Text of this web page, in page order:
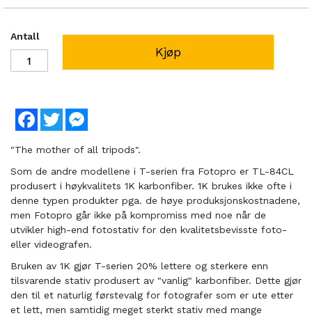
Antall
Kjøp
Facebook
Twitter
"The mother of all tripods".
Som de andre modellene i T-serien fra Fotopro er TL-84CL
produsert i høykvalitets 1K karbonfiber. 1K brukes ikke ofte i
denne typen produkter pga. de høye produksjonskostnadene,
men Fotopro går ikke på kompromiss med noe når de
utvikler high-end fotostativ for den kvalitetsbevisste foto-
eller videografen.
Bruken av 1K gjør T-serien 20% lettere og sterkere enn
tilsvarende stativ produsert av "vanlig" karbonfiber. Dette gjør
den til et naturlig førstevalg for fotografer som er ute etter
et lett, men samtidig meget sterkt stativ med mange